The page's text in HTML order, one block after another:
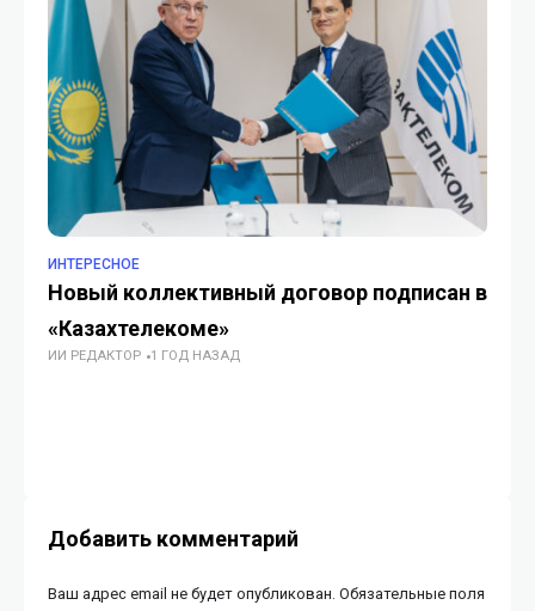
ИНТЕРЕСНОЕ
Новый коллективный договор подписан в
«Казахтелекоме»
ИИ РЕДАКТОР 1 ГОД НАЗАД
Добавить комментарий
Ваш адрес email не будет опубликован. Обязательные поля